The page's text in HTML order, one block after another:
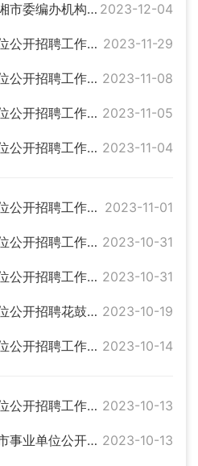
2023年下半年中共临湘市委编办机构编制事务中心公开选调 事业单位工作人员公告 2023-12-04
2023年临湘市事业单位公开招聘工作人员递补公告 2023-11-29
2023年临湘市事业单位公开招聘工作人员体检、考察 和档案审查通知 2023-11-08
2023年临湘市事业单位公开招聘工作人员面试成绩最低合格分数线 公示 2023-11-05
2023年临湘市事业单位公开招聘工作人员综合成绩公示 2023-11-04
2023年临湘市事业单位公开招聘工作人员面试通知 2023-11-01
2023年临湘市事业单位公开招聘工作人员笔试成绩最低合格分数线公示 2023-10-31
2023年临湘市事业单位公开招聘工作人员笔试成绩公示 2023-10-31
2023年临湘市事业单位公开招聘花鼓戏演员岗位、实习主播岗位入围笔试人员名单 2023-10-19
2023年临湘市事业单位公开招聘工作人员实习主播岗位面试成绩公示 2023-10-14
2023年临湘市事业单位公开招聘工作人员 花鼓戏演员岗位面试成绩 2023-10-13
关于调整2023年临湘市事业单位公开招聘部分岗位开考比例的公告 2023-10-13